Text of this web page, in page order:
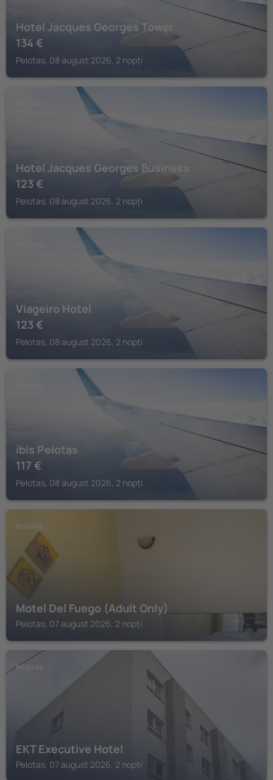
Hotel Jacques Georges Tower
134 €
Pelotas, 08 august 2026, 2 nopți
Hotel Jacques Georges Business
123 €
Pelotas, 08 august 2026, 2 nopți
Viageiro Hotel
123 €
Pelotas, 08 august 2026, 2 nopți
ibis Pelotas
117 €
Pelotas, 08 august 2026, 2 nopți
PELOTAS
Motel Del Fuego (Adult Only)
Pelotas, 07 august 2026, 2 nopți
PELOTAS
EKT Executive Hotel
Pelotas, 07 august 2026, 2 nopți